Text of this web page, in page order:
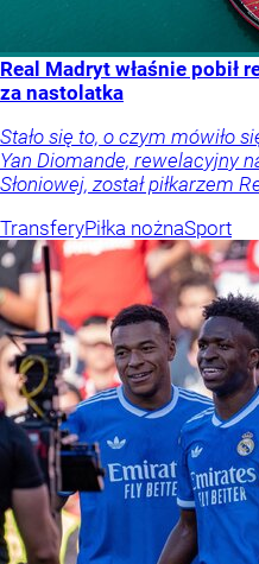
Real Madryt właśnie pobił
za nastolatka
Stało się to, o czym mówiło
Yan Diomande, rewelacyjny
Słoniowej, został piłkarzem
TransferyPiłka nożnaSport